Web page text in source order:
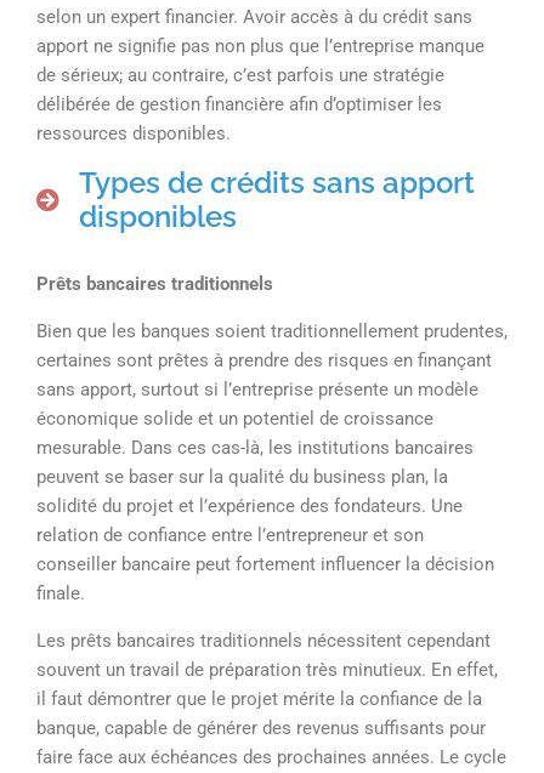
selon un expert financier. Avoir accès à du crédit sans
apport ne signifie pas non plus que l’entreprise manque
de sérieux; au contraire, c’est parfois une stratégie
délibérée de gestion financière afin d’optimiser les
ressources disponibles.
Types de crédits sans apport
disponibles
Prêts bancaires traditionnels
Bien que les banques soient traditionnellement prudentes,
certaines sont prêtes à prendre des risques en finançant
sans apport, surtout si l’entreprise présente un modèle
économique solide et un potentiel de croissance
mesurable. Dans ces cas-là, les institutions bancaires
peuvent se baser sur la qualité du business plan, la
solidité du projet et l’expérience des fondateurs. Une
relation de confiance entre l’entrepreneur et son
conseiller bancaire peut fortement influencer la décision
finale.
Les prêts bancaires traditionnels nécessitent cependant
souvent un travail de préparation très minutieux. En effet,
il faut démontrer que le projet mérite la confiance de la
banque, capable de générer des revenus suffisants pour
faire face aux échéances des prochaines années. Le cycle